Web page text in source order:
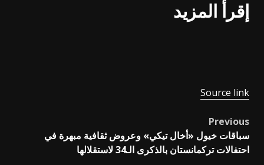
إقرأ المزيد
Source link
Post
navigation
Previous
سباقات خيول «أخال تيكي» وعروض ثقافية مبهرة في
احتفالات تركمانستان بالذكرى الـ34 لاستقلالها